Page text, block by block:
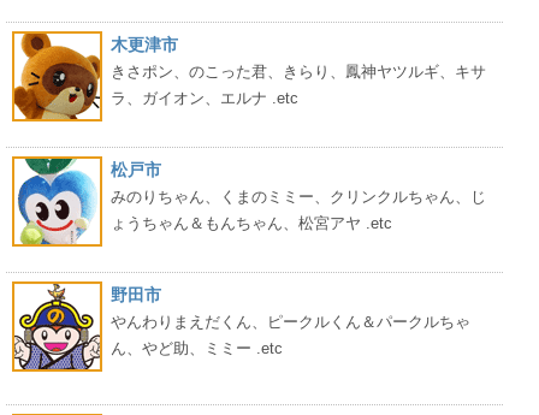
木更津市
きさポン、のこった君、きらり、鳳神ヤツルギ、キサ
ラ、ガイオン、エルナ .etc
松戸市
みのりちゃん、くまのミミー、クリンクルちゃん、じ
ょうちゃん＆もんちゃん、松宮アヤ .etc
野田市
やんわりまえだくん、ピークルくん＆パークルちゃ
ん、やど助、ミミー .etc